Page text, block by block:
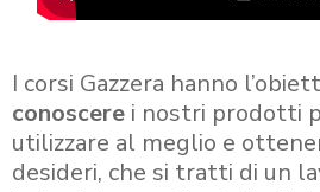
I corsi Gazzera hanno
conoscere i nostri prodotti
utilizzare al meglio e
desideri, che si tratti di un